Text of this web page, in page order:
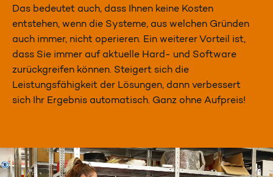
Das bedeutet auch, dass Ihnen keine Kosten
entstehen, wenn die Systeme, aus welchen Gründen
auch immer, nicht operieren. Ein weiterer Vorteil ist,
dass Sie immer auf aktuelle Hard- und Software
zurückgreifen können. Steigert sich die
Leistungsfähigkeit der Lösungen, dann verbessert
sich Ihr Ergebnis automatisch. Ganz ohne Aufpreis!